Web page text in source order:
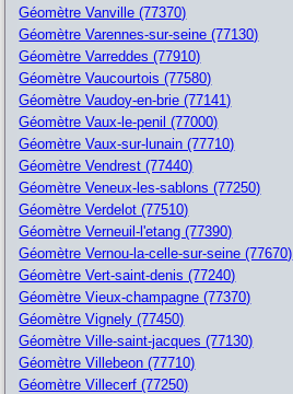
Géomètre Vanville (77370)
Géomètre Varennes-sur-seine (77130)
Géomètre Varreddes (77910)
Géomètre Vaucourtois (77580)
Géomètre Vaudoy-en-brie (77141)
Géomètre Vaux-le-penil (77000)
Géomètre Vaux-sur-lunain (77710)
Géomètre Vendrest (77440)
Géomètre Veneux-les-sablons (77250)
Géomètre Verdelot (77510)
Géomètre Verneuil-l'etang (77390)
Géomètre Vernou-la-celle-sur-seine (77670)
Géomètre Vert-saint-denis (77240)
Géomètre Vieux-champagne (77370)
Géomètre Vignely (77450)
Géomètre Ville-saint-jacques (77130)
Géomètre Villebeon (77710)
Géomètre Villecerf (77250)